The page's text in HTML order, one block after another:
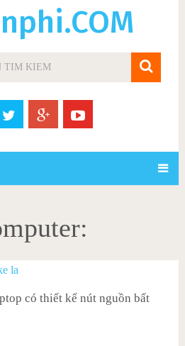
có thiết kế nút nguồn bất